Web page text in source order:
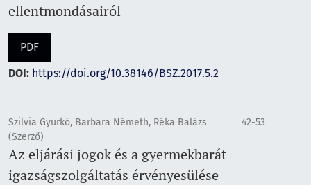
ellentmondásairól
PDF
DOI: https://doi.org/10.38146/BSZ.2017.5.2
Szilvia Gyurkó, Barbara Németh, Réka Balázs
(Szerző)
42-53
Az eljárási jogok és a gyermekbarát
igazságszolgáltatás érvényesülése